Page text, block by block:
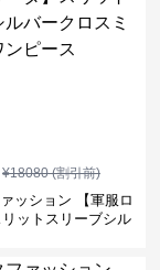
¥18080(割引前)
ッション 【軍服ロ
リットスリーブシル